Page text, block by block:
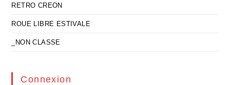
RETRO CREON
ROUE LIBRE ESTIVALE
_NON CLASSE
Connexion